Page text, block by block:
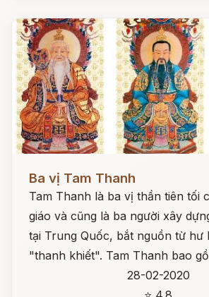
Ba vị Tam Thanh
Tam Thanh là ba vị thần tiên tối
giáo và cũng là ba người xây
tại Trung Quốc, bắt nguồn từ hư
"thanh khiết". Tam Thanh bao
28-02-2020